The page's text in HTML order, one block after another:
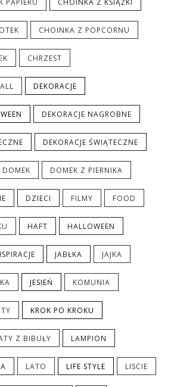
PAPIERU CHOINKA Z KSIĄŻKI
CHOINKA Z POPCORNU
CHRZEST
DEKORACJE
DEKORACJE NAGROBNE
DEKORACJE ŚWIĄTECZNE
DOMEK DOMEK Z PIERNIKA
DZIECI FILMY FOOD
HAFT HALLOWEEN
JABŁKA JAJKA
JESIEŃ KOMUNIA
KROK PO KROKU
Z BIBUŁY LAMPION
LATO LIFE STYLE LISCIE